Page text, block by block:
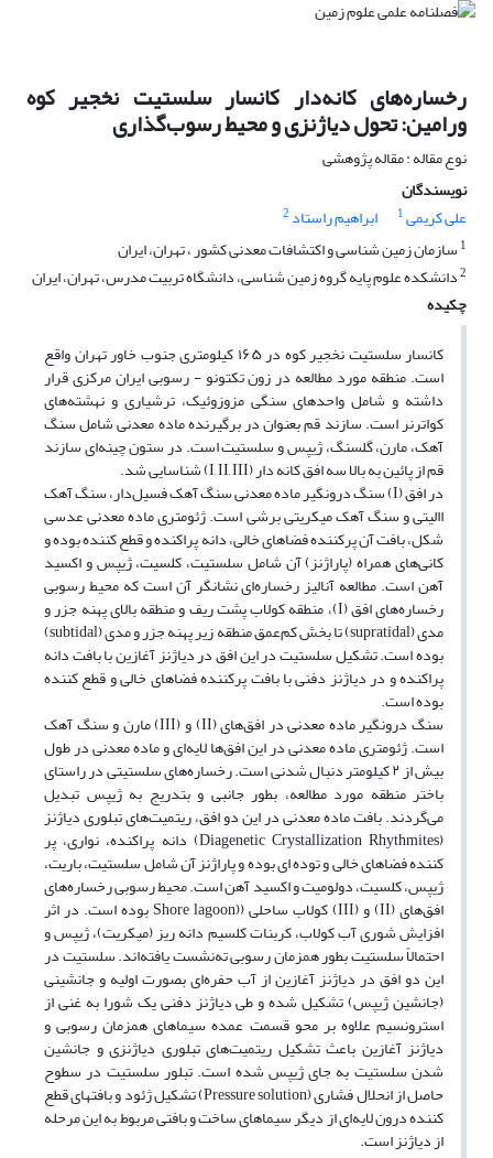
رخساره‌های کانه‌دار کانسار سلستیت نخجیر کوه
ورامین: تحول دیاژنزی و محیط رسوب‌گذاری
نوع مقاله : مقاله پژوهشی
نویسندگان
علی کریمی1 ابراهیم راستاد 2
1 سازمان زمین شناسی و اکتشافات معدنی کشور ، تهران، ایران
2دانشکده علوم پایه گروه زمین شناسی، دانشگاه تربیت مدرس، تهران، ایران
چکیده
کانسار سلستیت نخجیر کوه در ۱۶۵ کیلومتری جنوب خاور تهران واقع
است. منطقه مورد مطالعه در زون تکتونو - رسوبی ایران مرکزی قرار
داشته و شامل واحدهای سنگی مزوزوئیک، ترشیاری و نهشته‌های
کواترنر است. سازند قم بعنوان در برگیرنده ماده معدنی شامل سنگ
آهک، مارن، گلسنگ، ژیپس و سلستیت است. در ستون چینه‌ای سازند
قم از پائین به بالا سه افق کانه دار (I, II, III) شناسایی شد.
در افق (I) سنگ درونگیر ماده معدنی سنگ آهک فسیل‌دار، سنگ آهک
االیتی و سنگ آهک میکریتی برشی است. ژئومتری ماده معدنی عدسی
شکل، بافت آن پرکننده فضاهای خالی، دانه پراکنده و قطع کننده بوده و
کانی‌های همراه (پاراژنز) آن شامل سلستیت، کلسیت، ژیپس و اکسید
آهن است. مطالعه آنالیز رخساره‌ای نشانگر آن است که محیط رسوبی
رخساره‌های افق (I)، منطقه کولاب پشت ریف و منطقه بالای پهنه جزر و
مدى (supratidal) تا بخش کم‌عمق منطقه زیر پهنه جزر و مدی (subtidal)
بوده است. تشکیل سلستیت در این افق در دیاژنز آغازین با بافت دانه
پراکنده و در دیاژنز دفنی با بافت پرکننده فضاهای خالی و قطع کننده
بوده است.
سنگ درونگیر ماده معدنی در افق‌های (II) و (III) مارن و سنگ آهک
است. ژئومتری ماده معدنی در این افق‌ها لایه‌ای و ماده معدنی در طول
بیش از ۲ کیلومتر دنبال شدنی است. رخساره‌های سلستیتی در راستای
باختر منطقه مورد مطالعه، بطور جانبی و بتدریج به ژیپس تبدیل
می‌گردند. بافت ماده معدنی در این دو افق، ریتمیت‌های تبلوری دیاژنز
(Diagenetic Crystallization Rhythmites) دانه پراکنده، نواری، پر
کننده فضاهای خالی و توده ای بوده و پاراژنز آن شامل سلستیت، باریت،
ژیپس، کلسیت، دولومیت و اکسید آهن است. محیط رسوبی رخساره‌های
افق‌های (II) و (III) کولاب ساحلی ((Shore lagoon بوده است. در اثر
افزایش شوری آب کولاب، کربنات کلسیم دانه ریز (میکریت)، ژیپس و
احتمالاً سلستیت بطور همزمان رسوبی ته‌نشست یافته‌اند. سلستیت در
این دو افق در دیاژنز آغازین از آب حفره‌ای بصورت اولیه و جانشینی
(جانشین ژیپس) تشکیل شده و طی دیاژنز دفنی یک شورا به غنی از
استرونسیم علاوه بر محو قسمت عمده سیماهای همزمان رسوبی و
دیاژنز آغازین باعث تشکیل ریتمیت‌های تبلوری دیاژنزی و جانشین
شدن سلستیت به جای ژیپس شده است. تبلور سلستیت در سطوح
حاصل از انحلال فشاری (Pressure solution) تشکیل ژئود و بافتهای قطع
کننده درون لایه‌ای از دیگر سیماهای ساخت و بافتی مربوط به این مرحله
از دیاژنز است.